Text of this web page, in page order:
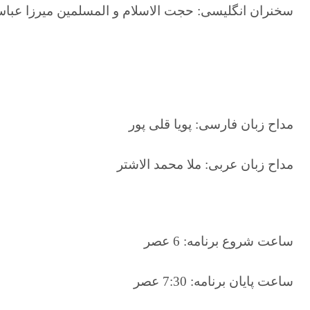
سخنران انگلیسی: حجت الاسلام و المسلمین میرزا
مداح زبان فارسی: پویا قلی پور
مداح زبان عربی: ملا محمد الاشتر
ساعت شروع برنامه: 6 عصر
ساعت پایان برنامه: 7:30 عصر